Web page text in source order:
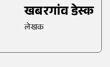
खबरगांव डेस्क
लेखक